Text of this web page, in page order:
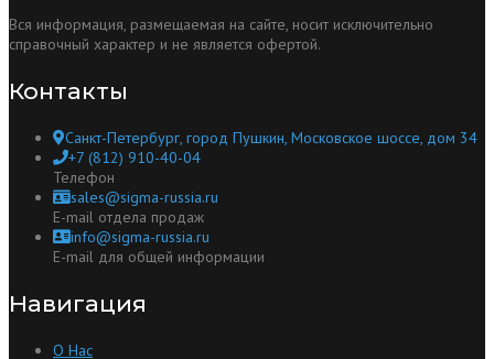
Вся информация, размещаемая на сайте, носит исключительно
справочный характер и не является офертой.
Контакты
Санкт-Петербург, город Пушкин, Московское шоссе, дом 34
+7 (812) 910-40-04
Телефон
sales@sigma-russia.ru
E-mail отдела продаж
info@sigma-russia.ru
E-mail для общей информации
Навигация
О Нас